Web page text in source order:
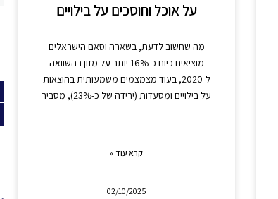
על אוכל וחוסכים על בילויים
מה שחשוב לדעת, בשארה וסאם הישראלים
מוציאים כיום כ-16% יותר על מזון בהשוואה
ל-2020, בעוד מצמצמים משמעותית בהוצאות
על בילויים ומסעדות (ירידה של כ-23%), מסביר
קרא עוד »
02/10/2025